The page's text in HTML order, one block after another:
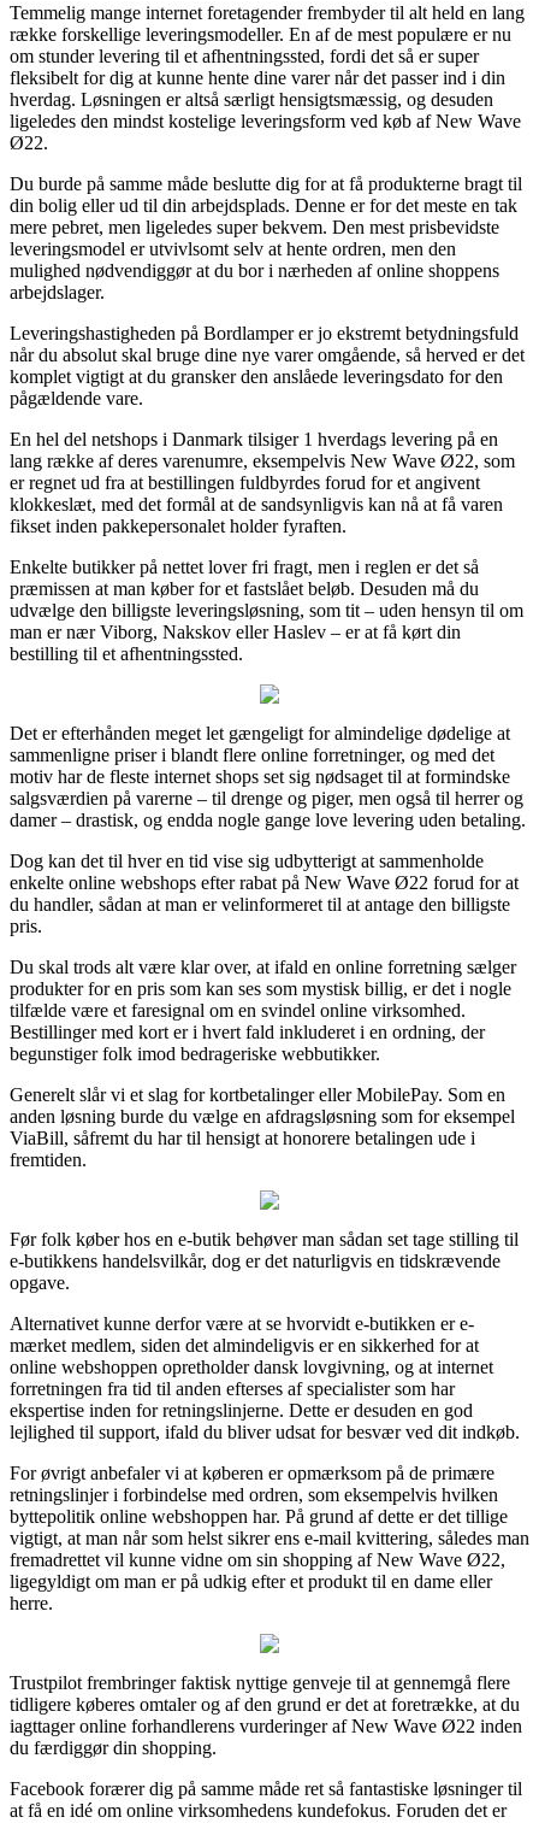
Temmelig mange internet foretagender frembyder til alt held en lang
række forskellige leveringsmodeller. En af de mest populære er nu
om stunder levering til et afhentningssted, fordi det så er super
fleksibelt for dig at kunne hente dine varer når det passer ind i din
hverdag. Løsningen er altså særligt hensigtsmæssig, og desuden
ligeledes den mindst kostelige leveringsform ved køb af New Wave
Ø22.
Du burde på samme måde beslutte dig for at få produkterne bragt til
din bolig eller ud til din arbejdsplads. Denne er for det meste en tak
mere pebret, men ligeledes super bekvem. Den mest prisbevidste
leveringsmodel er utvivlsomt selv at hente ordren, men den
mulighed nødvendiggør at du bor i nærheden af online shoppens
arbejdslager.
Leveringshastigheden på Bordlamper er jo ekstremt betydningsfuld
når du absolut skal bruge dine nye varer omgående, så herved er det
komplet vigtigt at du gransker den anslåede leveringsdato for den
pågældende vare.
En hel del netshops i Danmark tilsiger 1 hverdags levering på en
lang række af deres varenumre, eksempelvis New Wave Ø22, som
er regnet ud fra at bestillingen fuldbyrdes forud for et angivent
klokkeslæt, med det formål at de sandsynligvis kan nå at få varen
fikset inden pakkepersonalet holder fyraften.
Enkelte butikker på nettet lover fri fragt, men i reglen er det så
præmissen at man køber for et fastslået beløb. Desuden må du
udvælge den billigste leveringsløsning, som tit – uden hensyn til om
man er nær Viborg, Nakskov eller Haslev – er at få kørt din
bestilling til et afhentningssted.
Det er efterhånden meget let gængeligt for almindelige dødelige at
sammenligne priser i blandt flere online forretninger, og med det
motiv har de fleste internet shops set sig nødsaget til at formindske
salgsværdien på varerne – til drenge og piger, men også til herrer og
damer – drastisk, og endda nogle gange love levering uden betaling.
Dog kan det til hver en tid vise sig udbytterigt at sammenholde
enkelte online webshops efter rabat på New Wave Ø22 forud for at
du handler, sådan at man er velinformeret til at antage den billigste
pris.
Du skal trods alt være klar over, at ifald en online forretning sælger
produkter for en pris som kan ses som mystisk billig, er det i nogle
tilfælde være et faresignal om en svindel online virksomhed.
Bestillinger med kort er i hvert fald inkluderet i en ordning, der
begunstiger folk imod bedrageriske webbutikker.
Generelt slår vi et slag for kortbetalinger eller MobilePay. Som en
anden løsning burde du vælge en afdragsløsning som for eksempel
ViaBill, såfremt du har til hensigt at honorere betalingen ude i
fremtiden.
Før folk køber hos en e-butik behøver man sådan set tage stilling til
e-butikkens handelsvilkår, dog er det naturligvis en tidskrævende
opgave.
Alternativet kunne derfor være at se hvorvidt e-butikken er e-
mærket medlem, siden det almindeligvis er en sikkerhed for at
online webshoppen opretholder dansk lovgivning, og at internet
forretningen fra tid til anden efterses af specialister som har
ekspertise inden for retningslinjerne. Dette er desuden en god
lejlighed til support, ifald du bliver udsat for besvær ved dit indkøb.
For øvrigt anbefaler vi at køberen er opmærksom på de primære
retningslinjer i forbindelse med ordren, som eksempelvis hvilken
byttepolitik online webshoppen har. På grund af dette er det tillige
vigtigt, at man når som helst sikrer ens e-mail kvittering, således man
fremadrettet vil kunne vidne om sin shopping af New Wave Ø22,
ligegyldigt om man er på udkig efter et produkt til en dame eller
herre.
Trustpilot frembringer faktisk nyttige genveje til at gennemgå flere
tidligere køberes omtaler og af den grund er det at foretrække, at du
iagttager online forhandlerens vurderinger af New Wave Ø22 inden
du færdiggør din shopping.
Facebook forærer dig på samme måde ret så fantastiske løsninger til
at få en idé om online virksomhedens kundefokus. Foruden det er